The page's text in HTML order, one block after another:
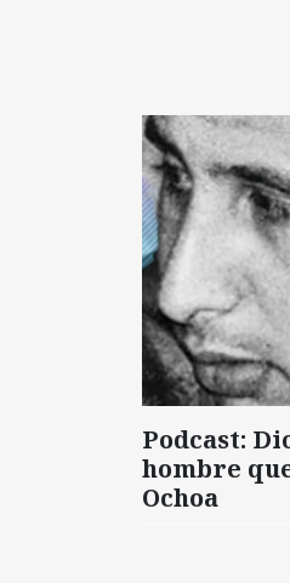
Podcast:
hombre
Ochoa